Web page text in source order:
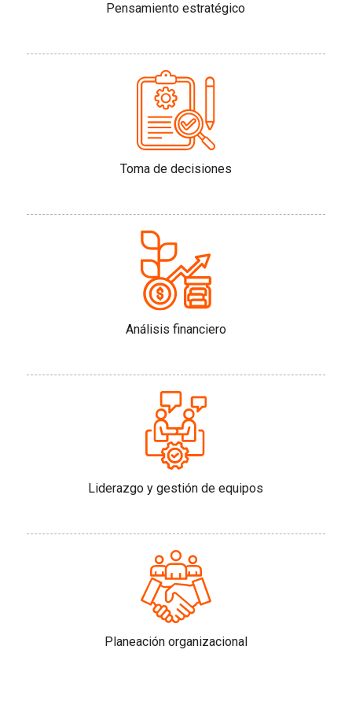
Pensamiento estratégico
Toma de decisiones
Análisis financiero
Liderazgo y gestión de equipos
Planeación organizacional